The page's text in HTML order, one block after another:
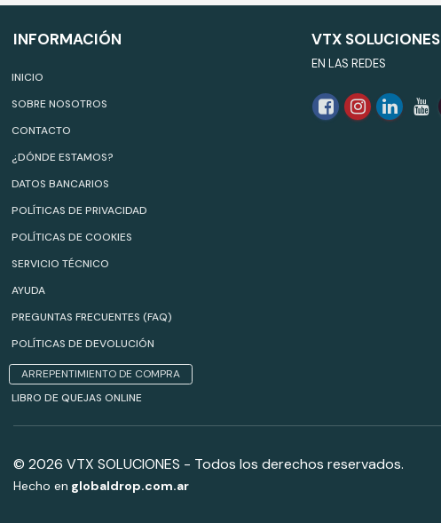
INFORMACIÓN
INICIO
SOBRE NOSOTROS
CONTACTO
¿DÓNDE ESTAMOS?
DATOS BANCARIOS
POLÍTICAS DE PRIVACIDAD
POLÍTICAS DE COOKIES
SERVICIO TÉCNICO
AYUDA
PREGUNTAS FRECUENTES (FAQ)
POLÍTICAS DE DEVOLUCIÓN
ARREPENTIMIENTO DE COMPRA
LIBRO DE QUEJAS ONLINE
VTX SOLUCIONES
EN LAS REDES
© 2026 VTX SOLUCIONES - Todos los derechos reservados.
Hecho en globaldrop.com.ar